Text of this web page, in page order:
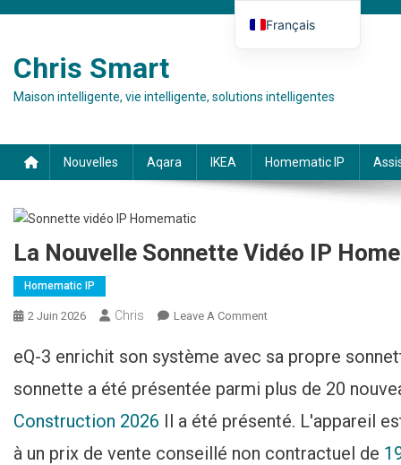
Chris Smart
Maison intelligente, vie intelligente, solutions intelligentes
Nouvelles Aqara IKEA Homematic IP
La Nouvelle Sonnette Vidéo IP
Homematic IP
2 Juin 2026 Chris Leave A Comment
Verfügbar
eQ-3 enrichit son système avec sa propre
sonnette a été présentée parmi plus de 20
Construction 2026 Il a été présenté. L'appareil
à un prix de vente conseillé non contractuel de
Français
Italiano